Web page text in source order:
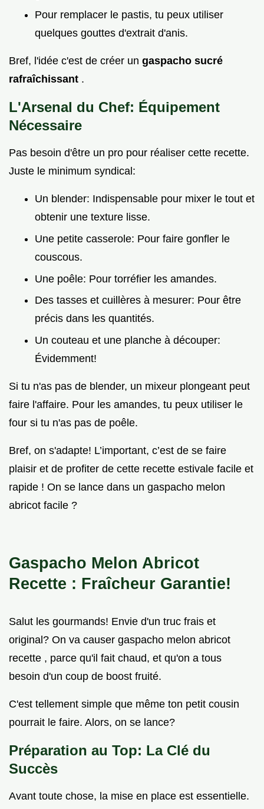
Pour remplacer le pastis, tu peux utiliser
quelques gouttes d'extrait d'anis.
Bref, l'idée c'est de créer un gaspacho sucré
rafraîchissant .
L'Arsenal du Chef: Équipement
Nécessaire
Pas besoin d'être un pro pour réaliser cette recette.
Juste le minimum syndical:
Un blender: Indispensable pour mixer le tout et
obtenir une texture lisse.
Une petite casserole: Pour faire gonfler le
couscous.
Une poêle: Pour torréfier les amandes.
Des tasses et cuillères à mesurer: Pour être
précis dans les quantités.
Un couteau et une planche à découper:
Évidemment!
Si tu n'as pas de blender, un mixeur plongeant peut
faire l'affaire. Pour les amandes, tu peux utiliser le
four si tu n'as pas de poêle.
Bref, on s'adapte! L’important, c’est de se faire
plaisir et de profiter de cette recette estivale facile et
rapide ! On se lance dans un gaspacho melon
abricot facile ?
Gaspacho Melon Abricot
Recette : Fraîcheur Garantie!
Salut les gourmands! Envie d'un truc frais et
original? On va causer gaspacho melon abricot
recette , parce qu'il fait chaud, et qu'on a tous
besoin d'un coup de boost fruité.
C'est tellement simple que même ton petit cousin
pourrait le faire. Alors, on se lance?
Préparation au Top: La Clé du
Succès
Avant toute chose, la mise en place est essentielle.